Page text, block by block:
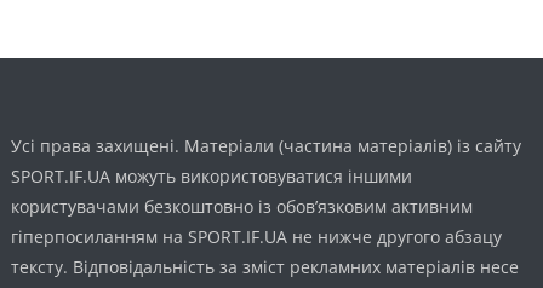
Усі права захищені. Матеріали (частина матеріалів) із сайту
SPORT.IF.UA можуть використовуватися іншими
користувачами безкоштовно із обов’язковим активним
гіперпосиланням на SPORT.IF.UA не нижче другого абзацу
тексту. Відповідальність за зміст рекламних матеріалів несе